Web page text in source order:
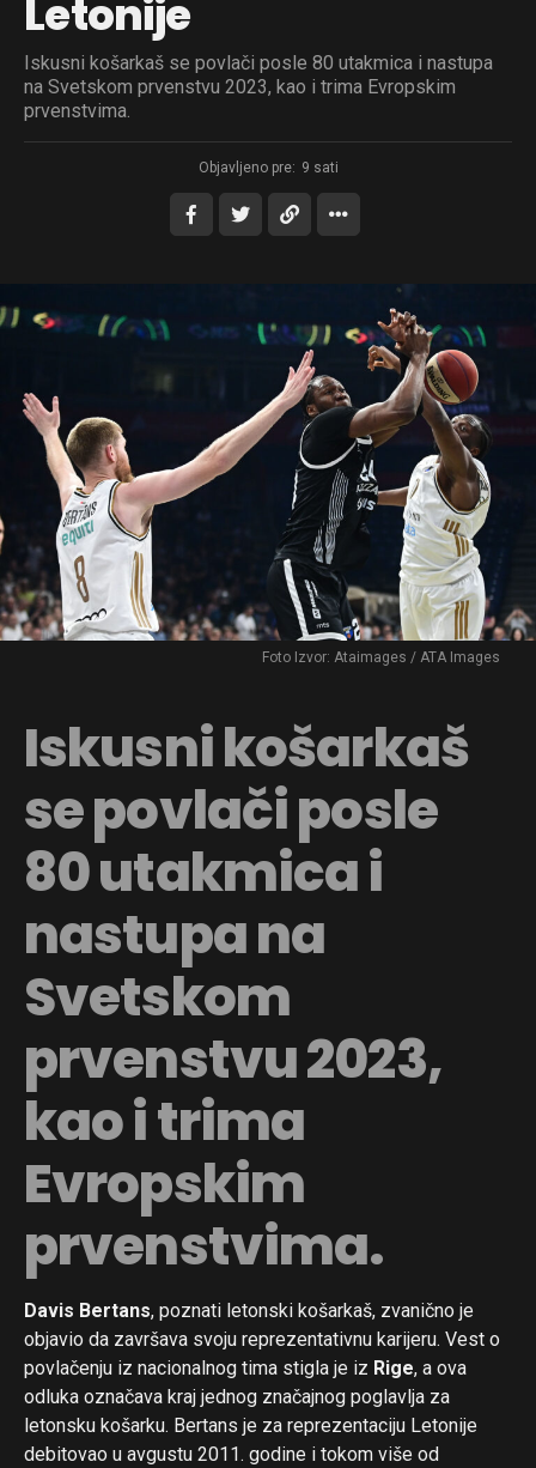
Letonije
Iskusni košarkaš se povlači posle 80 utakmica i nastupa
na Svetskom prvenstvu 2023, kao i trima Evropskim
prvenstvima.
Objavljeno pre: 9 sati
Foto Izvor: Ataimages / ATA Images
Iskusni košarkaš
se povlači posle
80 utakmica i
nastupa na
Svetskom
prvenstvu 2023,
kao i trima
Evropskim
prvenstvima.
Davis Bertans, poznati letonski košarkaš, zvanično je
objavio da završava svoju reprezentativnu karijeru. Vest o
povlačenju iz nacionalnog tima stigla je iz Rige, a ova
odluka označava kraj jednog značajnog poglavlja za
letonsku košarku. Bertans je za reprezentaciju Letonije
debitovao u avgustu 2011. godine i tokom više od
Reddit
Pinterest
Whatsapp
Email